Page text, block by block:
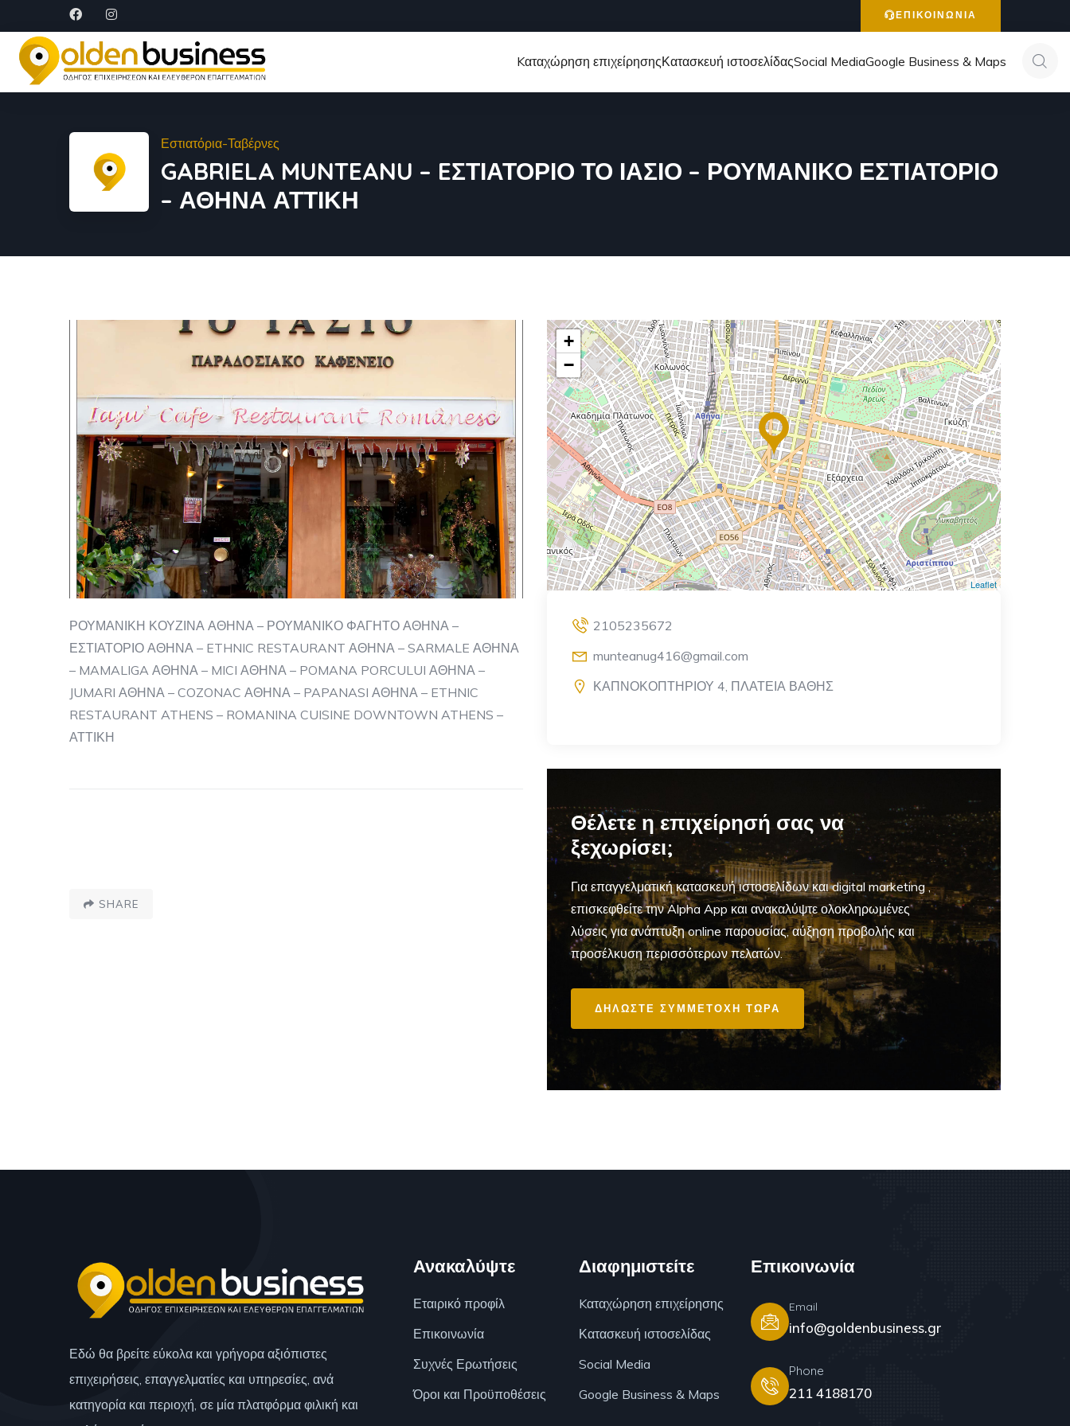
ΕΠΙΚΟΙΝΩΝΙΑ
Kαταχώρηση επιχείρησηςΚατασκευή ιστοσελίδαςSocial MediaGoogle Business & Maps
Εστιατόρια-Ταβέρνες
GABRIELA MUNTEANU – EΣΤΙΑΤΟΡΙΟ ΤΟ ΙΑΣΙΟ – ΡΟΥΜΑΝΙΚΟ ΕΣΤΙΑΤΟΡΙΟ
– ΑΘΗΝΑ ΑΤΤΙΚΗ
ΡΟΥΜΑΝΙΚΗ ΚΟΥΖΙΝΑ ΑΘΗΝΑ – ΡΟΥΜΑΝΙΚΟ ΦΑΓΗΤΟ ΑΘΗΝΑ –
ΕΣΤΙΑΤΟΡΙΟ ΑΘΗΝΑ – ETHNIC RESTAURANT ΑΘΗΝΑ – SARMALE ΑΘΗΝΑ
– MAMALIGA ΑΘΗΝΑ – MICI ΑΘΗΝΑ – POMANA PORCULUI ΑΘΗΝΑ –
JUMARI ΑΘΗΝΑ – COZONAC ΑΘΗΝΑ – PAPANASI ΑΘΗΝΑ – ETHNIC
RESTAURANT ATHENS – ROMANINA CUISINE DOWNTOWN ATHENS –
ΑΤΤΙΚΗ
SHARE
+
−
Leaflet
2105235672
munteanug416@gmail.com
ΚΑΠΝΟΚΟΠΤΗΡΙΟΥ 4, ΠΛΑΤΕΙΑ ΒΑΘΗΣ
Θέλετε η επιχείρησή σας να
ξεχωρίσει;
Για επαγγελματικήκατασκευή ιστοσελίδων και digital marketing,
επισκεφθείτε την Alpha App και ανακαλύψτε ολοκληρωμένες
λύσεις για ανάπτυξη online παρουσίας, αύξηση προβολής και
προσέλκυση περισσότερων πελατών.
ΔΗΛΩΣΤΕ ΣΥΜΜΕΤΟΧΗ ΤΩΡΑ
Εδώ θα βρείτε εύκολα και γρήγορα αξιόπιστες
επιχειρήσεις, επαγγελματίες και υπηρεσίες, ανά
κατηγορία και περιοχή, σε μία πλατφόρμα φιλική και
Ανακαλύψτε
Εταιρικό προφίλ
Επικοινωνία
Συχνές Ερωτήσεις
Όροι και Προϋποθέσεις
Διαφημιστείτε
Kαταχώρηση επιχείρησης
Κατασκευή ιστοσελίδας
Social Media
Google Business & Maps
Επικοινωνία
Email
info@goldenbusiness.gr
Phone
211 4188170